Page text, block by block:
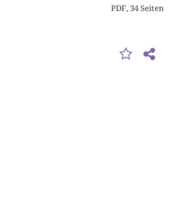
PDF, 34 Seiten